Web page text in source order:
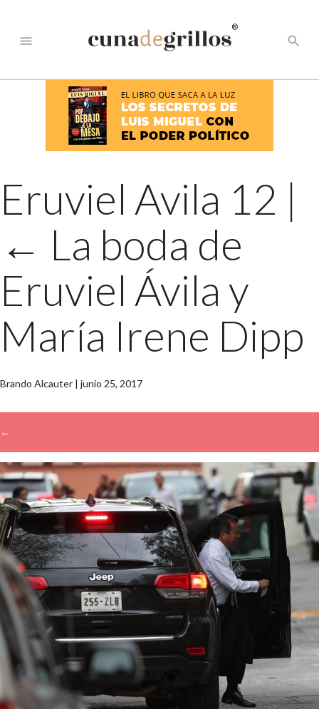
menu
®
search
Eruviel Avila 12 |
← La boda de
Eruviel Ávila y
María Irene Dipp
Brando Alcauter | junio 25, 2017
←
→